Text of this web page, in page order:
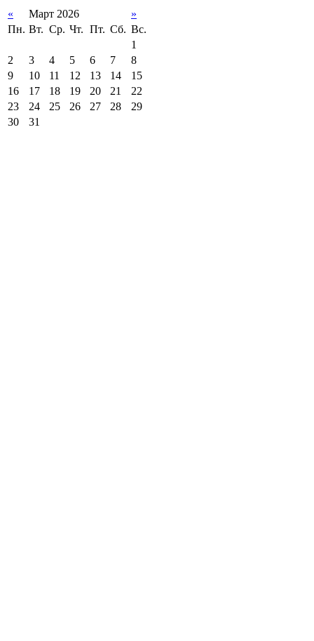
« Март 2026
»
Пн. Вт. Ср. Чт. Пт. Сб. Вс.
1
2
3 4 5 6 7
8
9
10 11 12 13 14
15
16
17 18 19 20 21
22
23
24 25 26 27 28
29
30
31